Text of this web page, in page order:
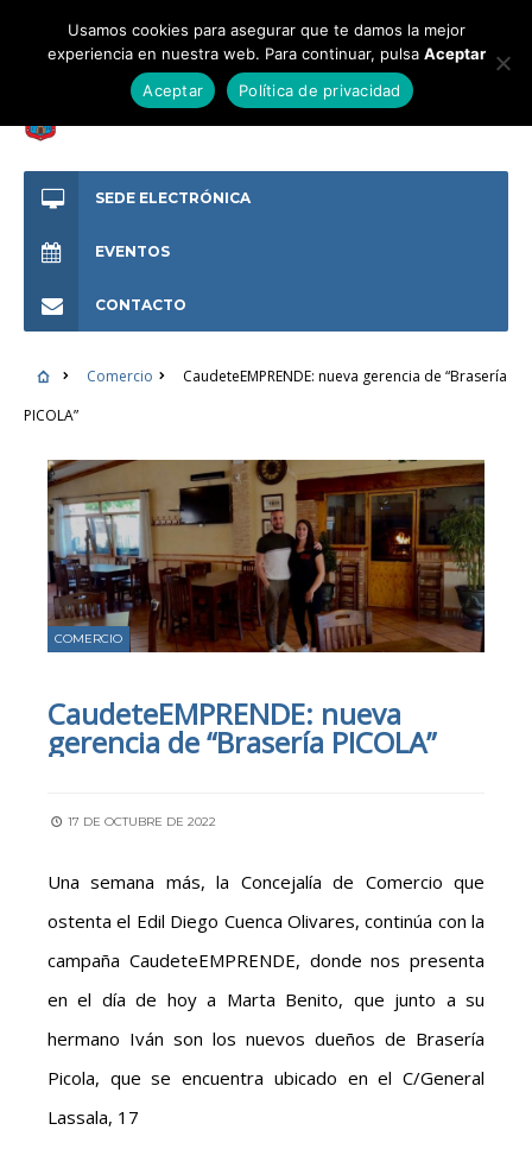
SEDE ELECTRÓNICA
EVENTOS
CONTACTO
Comercio
CaudeteEMPRENDE: nueva gerencia de “Brasería
PICOLA”
COMERCIO
CaudeteEMPRENDE: nueva
gerencia de “Brasería PICOLA”
17 DE OCTUBRE DE 2022
Una semana más, la Concejalía de Comercio que
ostenta el Edil Diego Cuenca Olivares, continúa con la
campaña CaudeteEMPRENDE, donde nos presenta
en el día de hoy a Marta Benito, que junto a su
hermano Iván son los nuevos dueños de Brasería
Picola, que se encuentra ubicado en el C/General
Lassala, 17
Usamos cookies para asegurar que te damos la mejor
experiencia en nuestra web. Para continuar, pulsa Aceptar
Aceptar
Política de privacidad